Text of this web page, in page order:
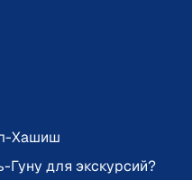
Хашиш
Гуну для экскурсий?